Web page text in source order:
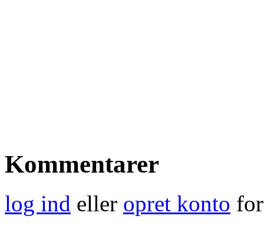
Kommentarer
log ind eller opret konto